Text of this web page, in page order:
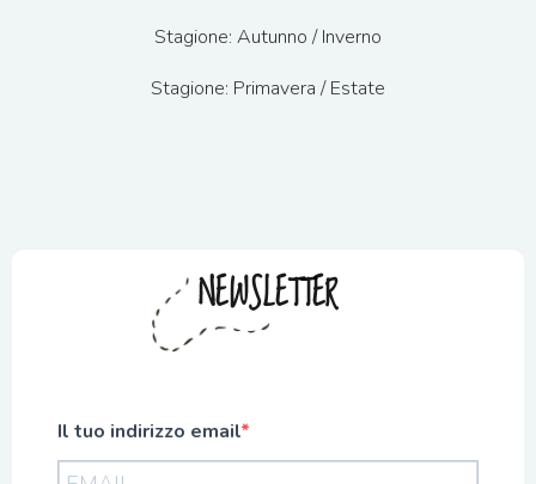
Stagione: Autunno / Inverno
Stagione: Primavera / Estate
NEWSLETTER
Il tuo indirizzo email